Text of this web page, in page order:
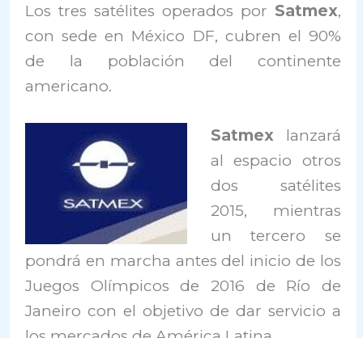
Los tres satélites operados por Satmex,
con sede en México DF, cubren el 90%
de la población del continente
americano.
Satmexlanzará
al espacio otros
dos satélites
2015, mientras
un tercero se
pondrá en marcha antes del inicio de los
Juegos Olímpicos de 2016 de Río de
Janeiro con el objetivo de dar servicio a